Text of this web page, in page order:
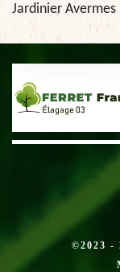
Jardinier Avermes
©2023 -